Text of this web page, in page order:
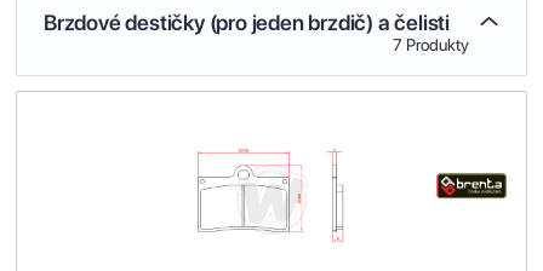
Brzdové destičky (pro jeden brzdič) a čelisti
7 Produkty